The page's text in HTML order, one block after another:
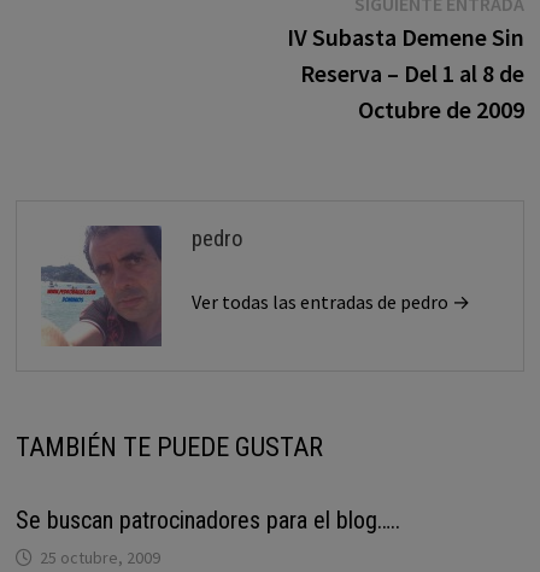
IV Subasta Demene Sin
Reserva – Del 1 al 8 de
Octubre de 2009
pedro
Ver todas las entradas de pedro →
TAMBIÉN TE PUEDE GUSTAR
Se buscan patrocinadores para el blog…..
25 octubre, 2009